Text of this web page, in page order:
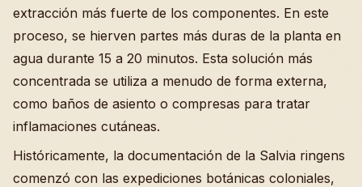
extracción más fuerte de los componentes. En este
proceso, se hierven partes más duras de la planta en
agua durante 15 a 20 minutos. Esta solución más
concentrada se utiliza a menudo de forma externa,
como baños de asiento o compresas para tratar
inflamaciones cutáneas.
Históricamente, la documentación de la Salvia ringens
comenzó con las expediciones botánicas coloniales,